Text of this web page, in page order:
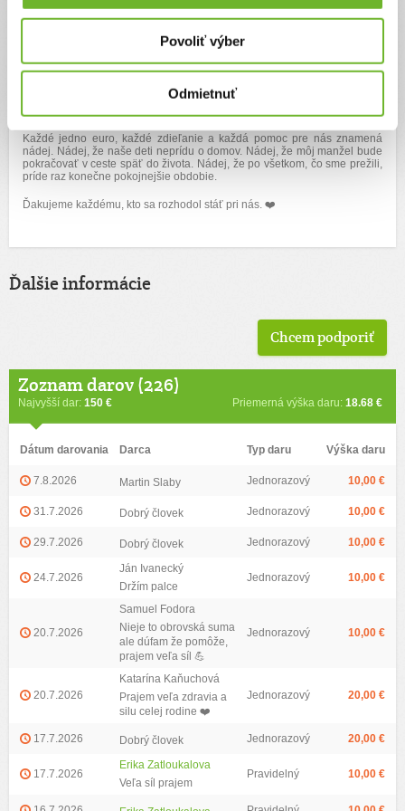
Povoliť výber
Odmietnuť
Nájom, benzín na cesty, lieky, strava, deti, bežné účty… všetko nás
finančne zlomilo. Žijeme z mesiaca na mesiac a ja už nedokážem sama
utiahnuť všetko, čo na nás život naložil. Nepotrebujeme luxus.
Potrebujeme len preklenúť najťažšie obdobie približne pol roka, aby sme
neskončili bez domova a aby mal manžel šancu pokračovať v liečbe a
rehabilitáciách.
Nikdy sme nechceli prosiť o pomoc. Ale dnes vieme, že bez dobrých ľudí
to už nezvládneme.
Každé jedno euro, každé zdieľanie a každá pomoc pre nás znamená
nádej. Nádej, že naše deti neprídu o domov. Nádej, že môj manžel bude
pokračovať v ceste späť do života. Nádej, že po všetkom, čo sme prežili,
príde raz konečne pokojnejšie obdobie.
Ďakujeme každému, kto sa rozhodol stáť pri nás. ❤️
Ďalšie informácie
Chcem podporiť
Zoznam darov (226)
Najvyšší dar: 150 € Priemerná výška daru: 18.68 €
Dátum darovania Darca Typ daru Výška daru
7.8.2026 Martin Slaby Jednorazový 10,00 €
31.7.2026 Dobrý človek Jednorazový 10,00 €
29.7.2026 Dobrý človek Jednorazový 10,00 €
24.7.2026
Ján Ivanecký
Držím palce
Jednorazový 10,00 €
20.7.2026
Samuel Fodora
Nieje to obrovská suma
ale dúfam že pomôže,
prajem veľa síl 💪
Jednorazový 10,00 €
20.7.2026
Katarína Kaňuchová
Prajem veľa zdravia a
silu celej rodine ❤️
Jednorazový 20,00 €
17.7.2026 Dobrý človek Jednorazový 20,00 €
17.7.2026
Erika Zatloukalova
Veľa síl prajem
Pravidelný 10,00 €